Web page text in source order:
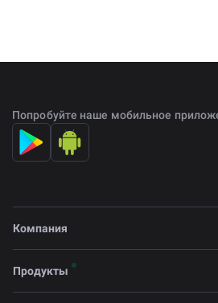
Попробуйте наше мобильное
Компания
Продукты